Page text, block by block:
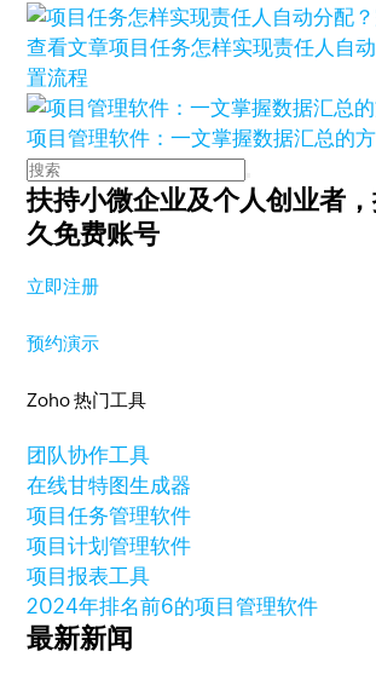
查看文章项目任务怎样实现责任人自
置流程
项目管理软件：一文掌握数据汇总的
扶持小微企业及个人创业者，
久免费账号
立即注册
预约演示
Zoho 热门工具
团队协作工具
在线甘特图生成器
项目任务管理软件
项目计划管理软件
项目报表工具
2024年排名前6的项目管理软件
最新新闻